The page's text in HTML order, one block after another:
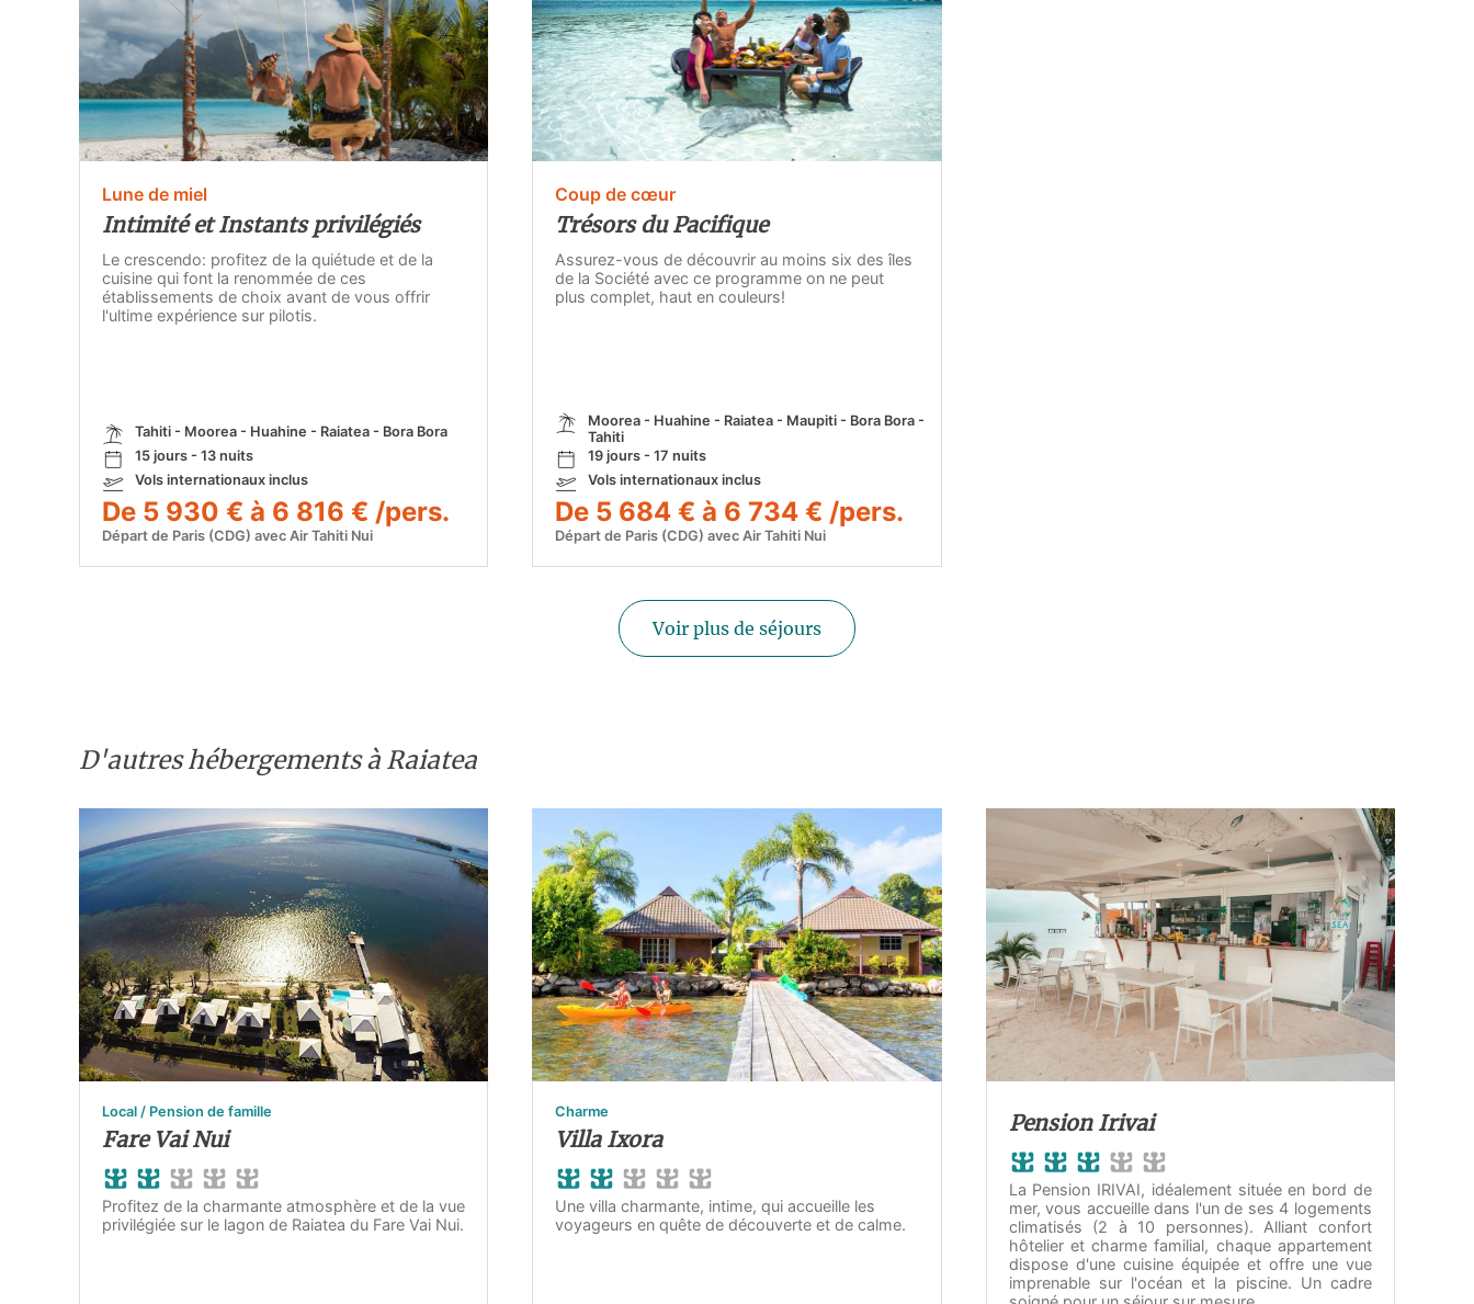
Lune de miel
Intimité et Instants privilégiés
Le crescendo: profitez de la quiétude et de la
cuisine qui font la renommée de ces
établissements de choix avant de vous offrir
l'ultime expérience sur pilotis.
Tahiti - Moorea - Huahine - Raiatea - Bora Bora
15 jours - 13 nuits
Vols internationaux inclus
De 5 930 € à 6 816 € /pers.
Départ de Paris (CDG) avec Air Tahiti Nui
Coup de cœur
Trésors du Pacifique
Assurez-vous de découvrir au moins six des îles
de la Société avec ce programme on ne peut
plus complet, haut en couleurs!
Moorea - Huahine - Raiatea - Maupiti - Bora Bora -
Tahiti
19 jours - 17 nuits
Vols internationaux inclus
De 5 684 € à 6 734 € /pers.
Départ de Paris (CDG) avec Air Tahiti Nui
Voir plus de séjours
D'autres hébergements à Raiatea
Local / Pension de famille
Fare Vai Nui
Profitez de la charmante atmosphère et de la vue
privilégiée sur le lagon de Raiatea du Fare Vai Nui.
Charme
Villa Ixora
Une villa charmante, intime, qui accueille les
voyageurs en quête de découverte et de calme.
Pension Irivai
La Pension IRIVAI, idéalement située en bord de
mer, vous accueille dans l'un de ses 4 logements
climatisés (2 à 10 personnes). Alliant confort
hôtelier et charme familial, chaque appartement
dispose d'une cuisine équipée et offre une vue
imprenable sur l'océan et la piscine. Un cadre